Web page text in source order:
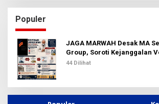
i
u
n
t
u
Populer
JAGA MARWAH Desak MA
Group, Soroti Kejanggalan
44 Dilihat